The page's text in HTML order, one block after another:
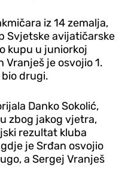
iz 14 zemalja,
Svjetske avijatičarske
kupu u juniorkoj
Vranješ je osvojio 1.
drugi.
Danko Sokolić,
zbog jakog vjetra,
rezultat kluba
je Srđan osvojio
a Sergej Vranješ